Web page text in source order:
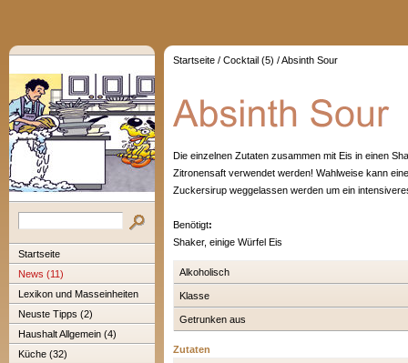
Startseite
News (11)
Lexikon und Masseinheiten
Neuste Tipps (2)
Haushalt Allgemein (4)
Küche (32)
Startseite / Cocktail (5) /Absinth Sour
Die einzelnen Zutaten zusammen mit Eis in einen
Zitronensaft verwendet werden! Wahlweise kann
Zuckersirup weggelassen werden um ein
Benötigt:
Shaker, einige Würfel Eis
Alkoholisch
Klasse
Getrunken aus
Zutaten